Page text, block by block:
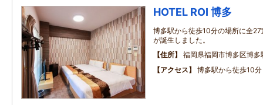
HOTEL ROI 博多
博多駅から徒歩10分の場所に全27
が誕生しました。
住所
福岡県福岡市博多区博多
アクセス
博多駅から徒歩10